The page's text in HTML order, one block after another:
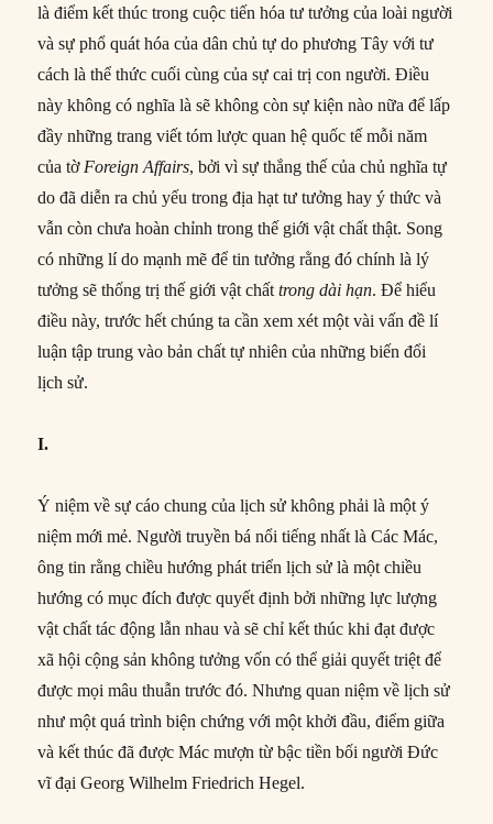
là điểm kết thúc trong cuộc tiến hóa tư tưởng của loài người
và sự phổ quát hóa của dân chủ tự do phương Tây với tư
cách là thể thức cuối cùng của sự cai trị con người. Điều
này không có nghĩa là sẽ không còn sự kiện nào nữa để lấp
đầy những trang viết tóm lược quan hệ quốc tế mỗi năm
của tờ Foreign Affairs, bởi vì sự thắng thế của chủ nghĩa tự
do đã diễn ra chủ yếu trong địa hạt tư tưởng hay ý thức và
vẫn còn chưa hoàn chỉnh trong thế giới vật chất thật. Song
có những lí do mạnh mẽ để tin tưởng rằng đó chính là lý
tưởng sẽ thống trị thế giới vật chấttrong dài hạn. Để hiểu
điều này, trước hết chúng ta cần xem xét một vài vấn đề lí
luận tập trung vào bản chất tự nhiên của những biến đổi
lịch sử.
I.
Ý niệm về sự cáo chung của lịch sử không phải là một ý
niệm mới mẻ. Người truyền bá nổi tiếng nhất là Các Mác,
ông tin rằng chiều hướng phát triển lịch sử là một chiều
hướng có mục đích được quyết định bởi những lực lượng
vật chất tác động lẫn nhau và sẽ chỉ kết thúc khi đạt được
xã hội cộng sản không tưởng vốn có thể giải quyết triệt để
được mọi mâu thuẫn trước đó. Nhưng quan niệm về lịch sử
như một quá trình biện chứng với một khởi đầu, điểm giữa
và kết thúc đã được Mác mượn từ bậc tiền bối người Đức
vĩ đại Georg Wilhelm Friedrich Hegel.